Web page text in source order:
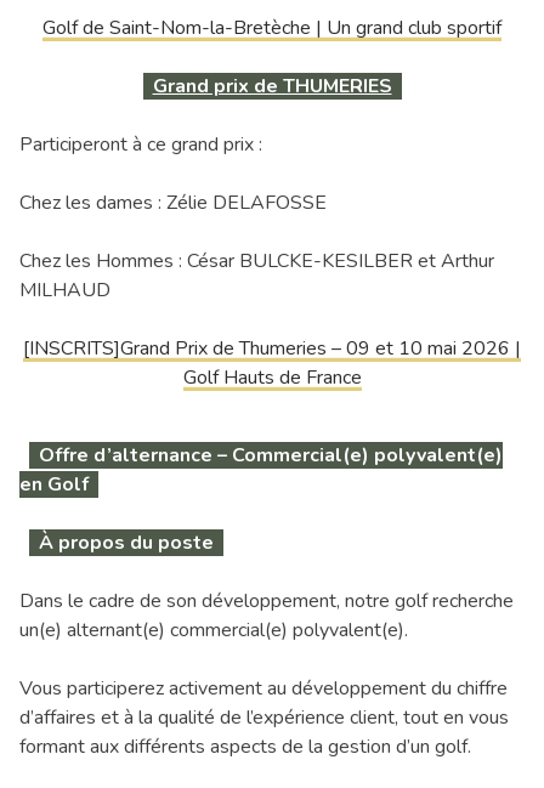
Golf de Saint-Nom-la-Bretèche | Un grand club sportif
Grand prix de THUMERIES
Participeront à ce grand prix :
Chez les dames : Zélie DELAFOSSE
Chez les Hommes : César BULCKE-KESILBER et Arthur
MILHAUD
[INSCRITS]Grand Prix de Thumeries – 09 et 10 mai 2026 |
Golf Hauts de France
Offre d’alternance – Commercial(e) polyvalent(e)
en Golf
À propos du poste
Dans le cadre de son développement, notre golf recherche
un(e) alternant(e) commercial(e) polyvalent(e).
Vous participerez activement au développement du chiffre
d’affaires et à la qualité de l’expérience client, tout en vous
formant aux différents aspects de la gestion d’un golf.